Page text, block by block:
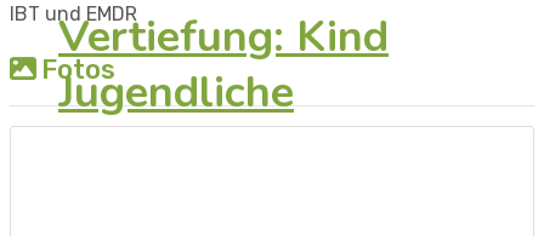
Vertiefung: Kind
Jugendliche
IBT und EMDR
Fotos